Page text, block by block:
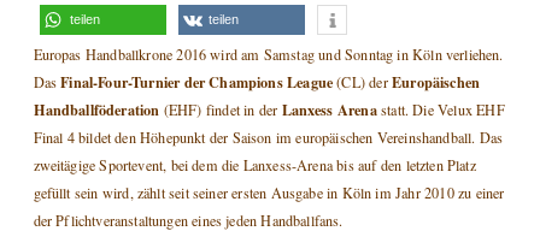
teilen teilen
Europas Handballkrone 2016 wird am Samstag und Sonntag in Köln verliehen.
DasFinal-Four-Turnier der Champions League(CL) derEuropäischen
Handballföderation (EHF) findet in der Lanxess Arenastatt. Die Velux EHF
Final 4 bildet den Höhepunkt der Saison im europäischen Vereinshandball. Das
zweitägige Sportevent, bei dem die Lanxess-Arena bis auf den letzten Platz
gefüllt sein wird, zählt seit seiner ersten Ausgabe in Köln im Jahr 2010 zu einer
der Pflichtveranstaltungen eines jeden Handballfans.